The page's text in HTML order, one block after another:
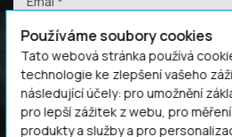
Používáme soubory cookies
Tato webová stránka používá
technologie ke zlepšení vašeho
následující účely:pro umožnění
pro lepší zážitek z webu,pro
produkty a služby a pro